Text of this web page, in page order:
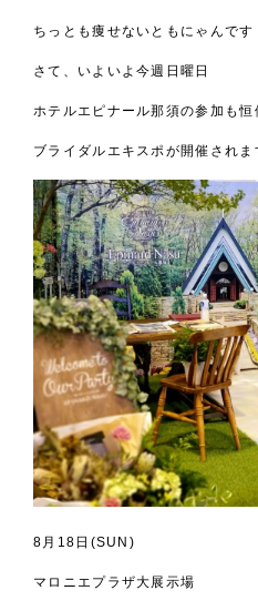
ちっとも痩せないともにゃんです
さて、いよいよ今週日曜日
ホテルエピナール那須の参加も恒
ブライダルエキスポが開催されま
8月18日(SUN)
マロニエプラザ大展示場